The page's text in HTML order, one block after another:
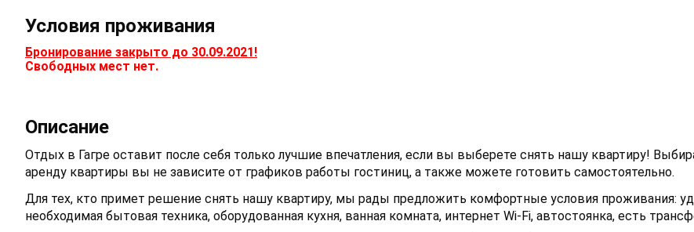
Условия проживания
Бронирование закрыто до 30.09.2021!
Свободных мест нет.
Описание
Отдых в Гагре оставит после себя только лучшие впечатления, если вы выберете снять нашу квартиру!
аренду квартиры вы не зависите от графиков работы гостиниц, а также можете готовить самостоятельно.
Для тех, кто примет решение снять нашу квартиру, мы рады предложить комфортные условия проживания:
необходимая бытовая техника, оборудованная кухня, ванная комната, интернет Wi-Fi, автостоянка, есть